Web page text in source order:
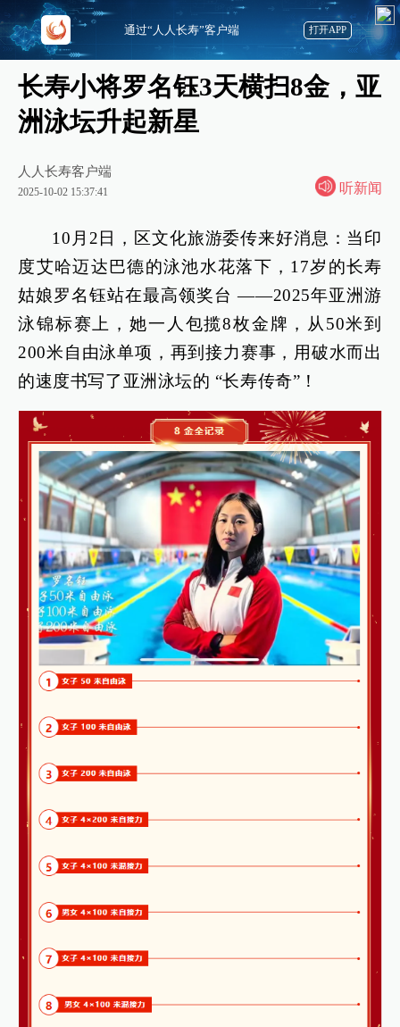
长寿小将罗名钰3天横扫8金，亚
洲泳坛升起新星
人人长寿客户端
2025-10-02 15:37:41 听新闻
10月2日，区文化旅游委传来好消息：当印
度艾哈迈达巴德的泳池水花落下，17岁的长寿
姑娘罗名钰站在最高领奖台 ——2025年亚洲游
泳锦标赛上，她一人包揽8枚金牌，从50米到
200米自由泳单项，再到接力赛事，用破水而出
的速度书写了亚洲泳坛的 “长寿传奇”！
通过“人人长寿”客户端 打开APP